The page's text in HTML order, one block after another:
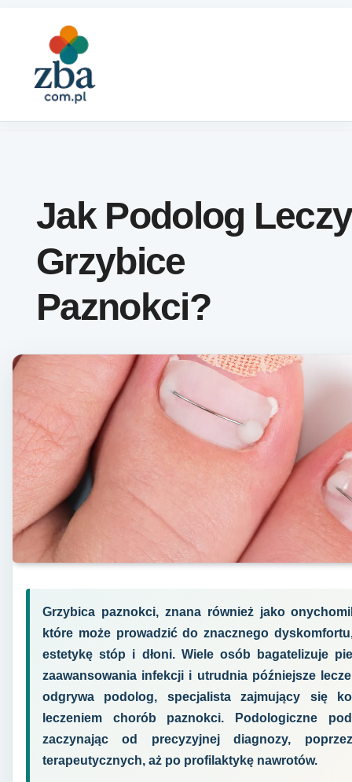
Jak Podolog Leczy
Grzybice
Paznokci?
Grzybica paznokci, znana również jako
które może prowadzić do znacznego
estetykę stóp i dłoni. Wiele osób bagatelizuje
zaawansowania infekcji i utrudnia późniejsze
odgrywa podolog, specjalista zajmujący się
leczeniem chorób paznokci. Podologiczne
zaczynając od precyzyjnej diagnozy,
terapeutycznych, aż po profilaktykę nawrotów.